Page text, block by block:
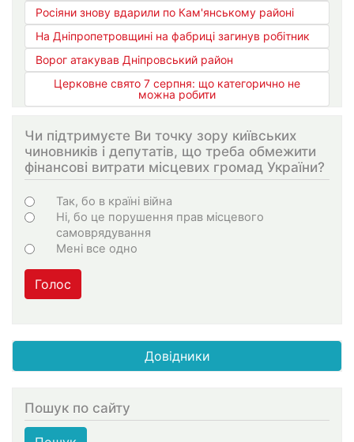
Росіяни знову вдарили по Кам'янському районі
На Дніпропетровщині на фабриці загинув робітник
Ворог атакував Дніпровський район
Церковне свято 7 серпня: що категорично не
можна робити
Чи підтримуєте Ви точку зору київських
чиновників і депутатів, що треба обмежити
фінансові витрати місцевих громад України?
Choices
Так, бо в країні війна
Ні, бо це порушення прав місцевого
самоврядування
Мені все одно
Голос
Довідники
Пошук по сайту